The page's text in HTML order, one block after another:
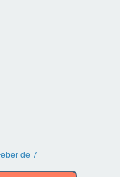
de 7